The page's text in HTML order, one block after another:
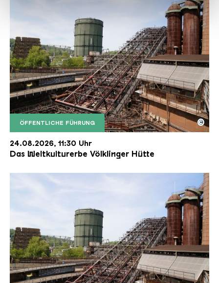
ÖFFENTLICHE FÜHRUNG
Der Erzschrägaufzug der Völklinger Hütte mit
Copyright: Weltkulturerbe Völklinger Hütte | Karl
©
24.08.2026, 11:30 Uhr
Das Weltkulturerbe Völklinger Hütte